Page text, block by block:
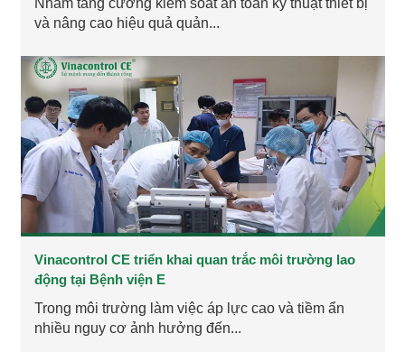
và nâng cao hiệu quả quản...
Vinacontrol CE triển khai quan trắc môi trường lao
động tại Bệnh viện E
Trong môi trường làm việc áp lực cao và tiềm ẩn
nhiều nguy cơ ảnh hưởng đến...